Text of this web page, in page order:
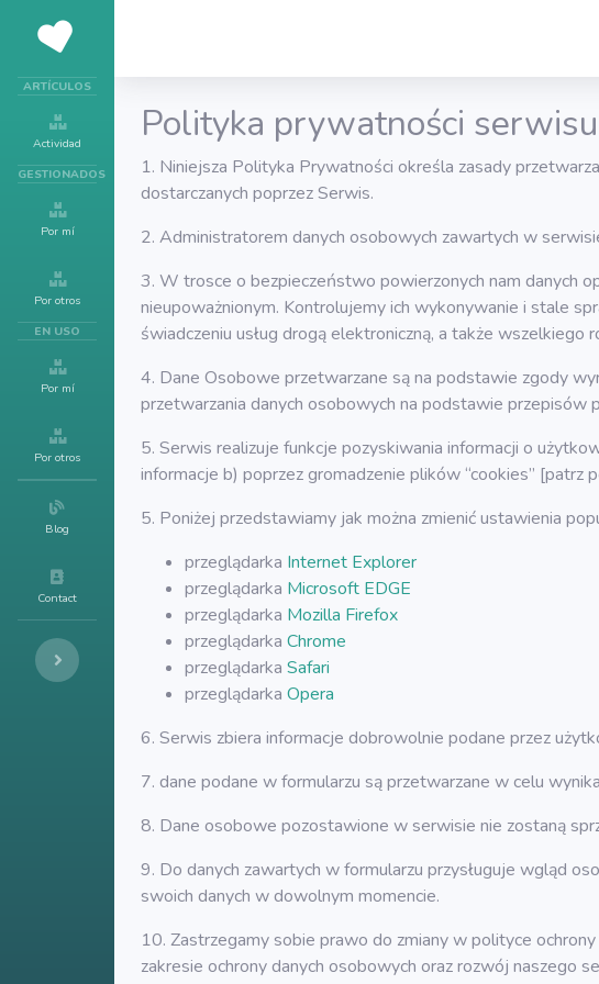
ARTÍCULOS
Actividad
GESTIONADOS
Por mí
Por otros
EN USO
Por mí
Por otros
Blog
Contact
Polityka prywatności
1. Niniejsza Polityka Prywatności określa zasady
dostarczanych poprzez Serwis.
2. Administratorem danych osobowych zawartych w
3. W trosce o bezpieczeństwo powierzonych nam danych
nieupoważnionym. Kontrolujemy ich wykonywanie i stale
świadczeniu usług drogą elektroniczną, a także
4. Dane Osobowe przetwarzane są na podstawie zgody
przetwarzania danych osobowych na podstawie
5. Serwis realizuje funkcje pozyskiwania informacji o
informacje b) poprzez gromadzenie plików “cookies” [patrz
5. Poniżej przedstawiamy jak można zmienić ustawienia
przeglądarka Internet Explorer
przeglądarka Microsoft EDGE
przeglądarka Mozilla Firefox
przeglądarka Chrome
przeglądarka Safari
przeglądarka Opera
6. Serwis zbiera informacje dobrowolnie podane przez
7. dane podane w formularzu są przetwarzane w celu
8. Dane osobowe pozostawione w serwisie nie zostaną
9. Do danych zawartych w formularzu przysługuje wgląd
swoich danych w dowolnym momencie.
10. Zastrzegamy sobie prawo do zmiany w polityce
zakresie ochrony danych osobowych oraz rozwój naszego